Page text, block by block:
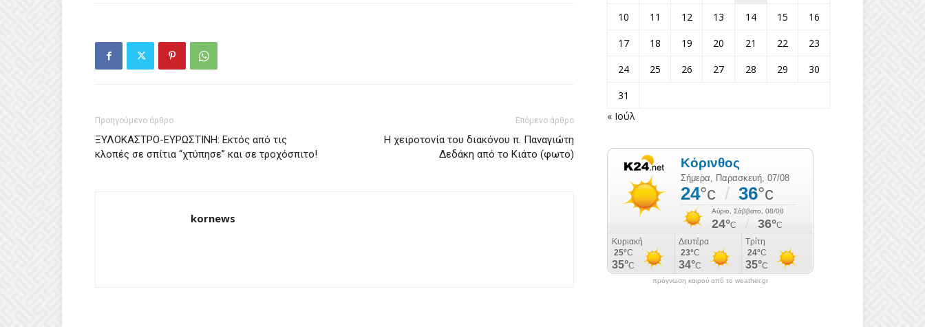
Προηγούμενο άρθρο
ΞΥΛΟΚΑΣΤΡΟ-ΕΥΡΩΣΤΙΝΗ: Εκτός από τις
κλοπές σε σπίτια “χτύπησε” και σε τροχόσπιτο!
Επόμενο άρθρο
Η χειροτονία του διακόνου π. Παναγιώτη
Δεδάκη από το Κιάτο (φωτο)
kornews
10
11 12 13 14 15
16
17
18 19 20 21 22
23
24
25 26 27 28 29
30
31
« Ιούλ
πρόγνωση καιρού από το weather.gr